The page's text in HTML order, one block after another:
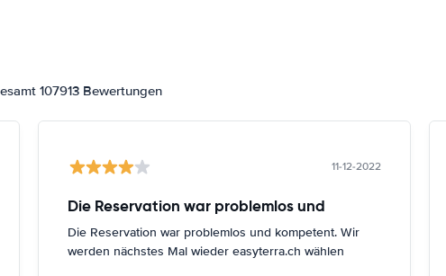
107913 Bewertungen
11-12-2022
Die Reservation war problemlos und
Die Reservation war problemlos und kompetent. Wir
werden nächstes Mal wieder easyterra.ch wählen